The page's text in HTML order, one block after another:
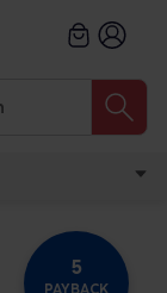
5
PAYBACK